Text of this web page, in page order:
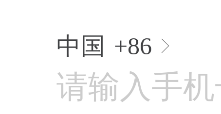
中国 +86